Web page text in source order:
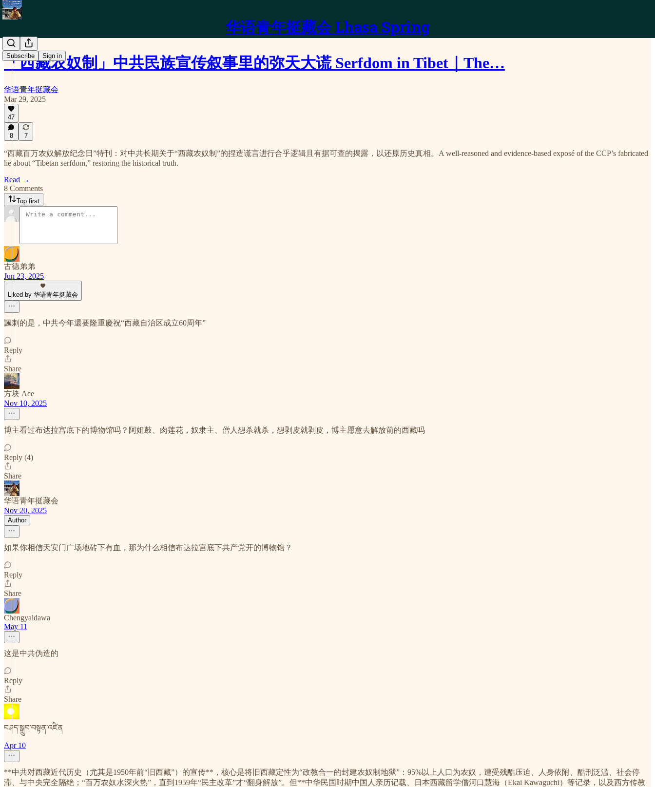
华语青年挺藏会 Lhasa Spring
Subscribe Sign in
「西藏农奴制」中共民族宣传叙事里的弥天大谎 Serfdom in Tibet｜The…
华语青年挺藏会
Mar 29, 2025
47
8 7
“西藏百万农奴解放纪念日”特刊：对中共长期关于“西藏农奴制”的捏造谎言进行合乎逻辑且有据可查的揭露，以还原历史真相。A well-reasoned and evidence-based exposé of the CCP’s fabricated
lie about “Tibetan serfdom,” restoring the historical truth.
Read →
8 Comments
Top first
古德弟弟
Jun 23, 2025
Liked by 华语青年挺藏会
諷刺的是，中共今年還要隆重慶祝“西藏自治区成立60周年”
Reply
Share
方块 Ace
Nov 10, 2025
博主看过布达拉宫底下的博物馆吗？阿姐鼓、肉莲花，奴隶主、僧人想杀就杀，想剥皮就剥皮，博主愿意去解放前的西藏吗
Reply (4)
Share
华语青年挺藏会
Nov 20, 2025
Author
如果你相信天安门广场地砖下有血，那为什么相信布达拉宫底下共产党开的博物馆？
Reply
Share
Chengyaldawa
May 11
这是中共伪造的
Reply
Share
བཤད་སྒྲུབ་བསྟན་འཛིན
Apr 10
**中共对西藏近代历史（尤其是1950年前“旧西藏”）的宣传**，核心是将旧西藏定性为“政教合一的封建农奴制地狱”：95%以上人口为农奴，遭受残酷压迫、人身依附、酷刑泛滥、社会停
滞、与中央完全隔绝；“百万农奴水深火热”，直到1959年“民主改革”才“翻身解放”。但**中华民国时期中国人亲历记载、日本西藏留学僧河口慧海（Ekai Kawaguchi）等记录，以及西方传教